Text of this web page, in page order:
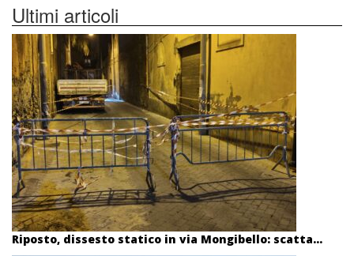
Ultimi articoli
Riposto, dissesto statico in via Mongibello: scatta...